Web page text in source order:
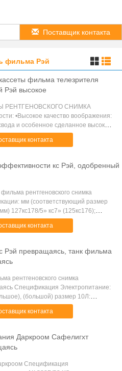
Поставщик контакта
фильма Рэй
фильма телезрителя
Рэй высокое
РЕНТГЕНОВСКОГО СНИМКА
•Высокое качество воображения:
и особенное сделанное высокое
упругости. Когда кассета закрыта,
сжимает воздух вне между
контакта
кс Рэй, одобренный
рентгеновского снимка
мм (соответствующий размер
127кс178/5» кс7» (125кс176);
кс10» (201кс252); 254кс305/10»
280кс356/11» кс14»
контакта
Рэй превращаясь, танк фильма
рентгеновского снимка
Спецификация Электропитание:
(большой) размер 10Л:
(мм), 435кс200кс530 (мм)
температуры: Комнатная
контакта
Даркроом Сафелигхт
Спецификация